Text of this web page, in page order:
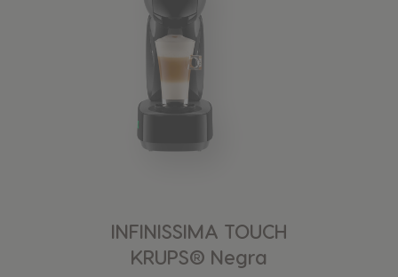
INFINISSIMA TOUCH
KRUPS® Negra